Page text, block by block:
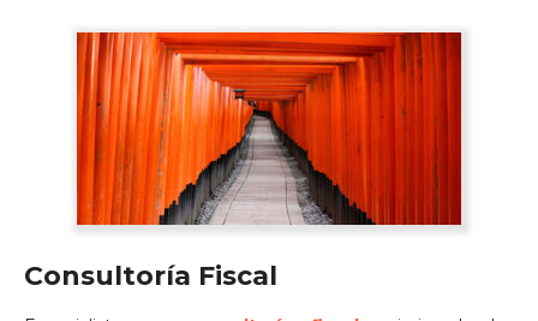
Consultoría Fiscal